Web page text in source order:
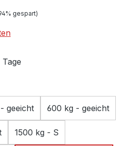
gespart)
600 kg - L - geeicht 600 kg - geeicht
1500 kg - S